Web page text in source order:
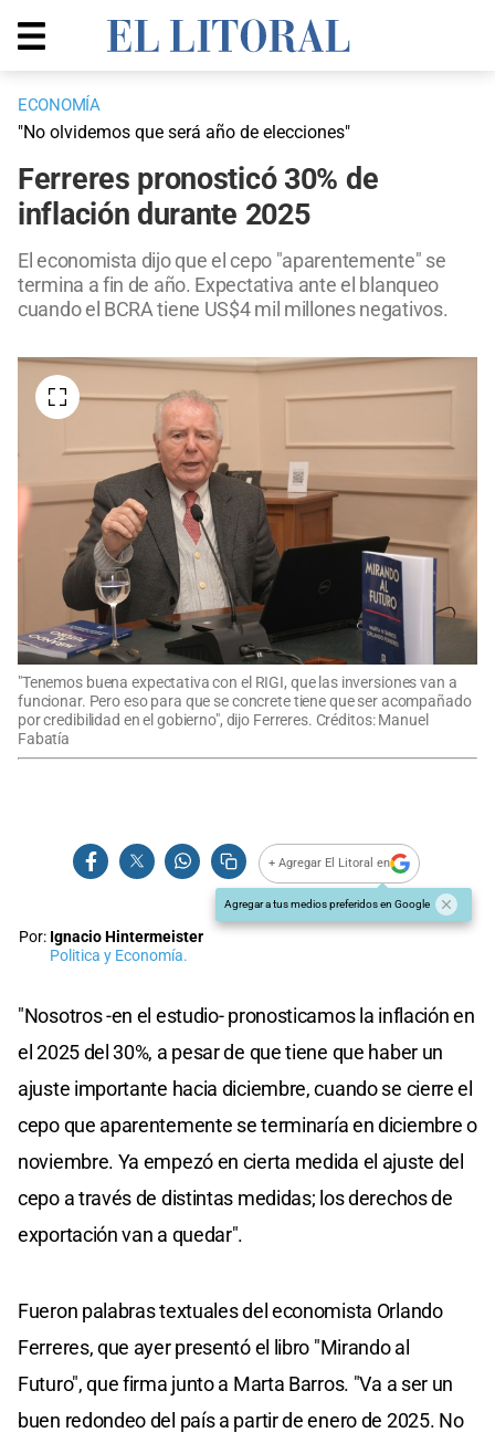
ECONOMÍA
"No olvidemos que será año de elecciones"
Ferreres pronosticó 30% de
inflación durante 2025
El economista dijo que el cepo "aparentemente" se
termina a fin de año. Expectativa ante el blanqueo
cuando el BCRA tiene US$4 mil millones negativos.
"Tenemos buena expectativa con el RIGI, que las inversiones van a
funcionar. Pero eso para que se concrete tiene que ser acompañado
por credibilidad en el gobierno", dijo Ferreres. Créditos: Manuel
Fabatía
+ Agregar El Litoral en
Agregar a tus medios preferidos en Google
Por: Ignacio Hintermeister
Politica y Economía.
"Nosotros -en el estudio- pronosticamos la inflación en
el 2025 del 30%, a pesar de que tiene que haber un
ajuste importante hacia diciembre, cuando se cierre el
cepo que aparentemente se terminaría en diciembre o
noviembre. Ya empezó en cierta medida el ajuste del
cepo a través de distintas medidas; los derechos de
exportación van a quedar".
Fueron palabras textuales del economista Orlando
Ferreres, que ayer presentó el libro "Mirando al
Futuro", que firma junto a Marta Barros. "Va a ser un
buen redondeo del país a partir de enero de 2025. No